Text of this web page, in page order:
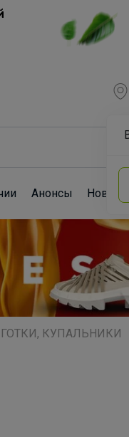
Анонсы Новости
КУПАЛЬНИКИ